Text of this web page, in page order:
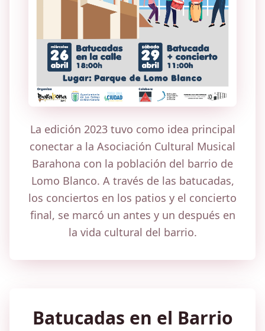
La edición 2023 tuvo como idea principal
conectar a la Asociación Cultural Musical
Barahona con la población del barrio de
Lomo Blanco. A través de las batucadas,
los conciertos en los patios y el concierto
final, se marcó un antes y un después en
la vida cultural del barrio.
Batucadas en el Barrio